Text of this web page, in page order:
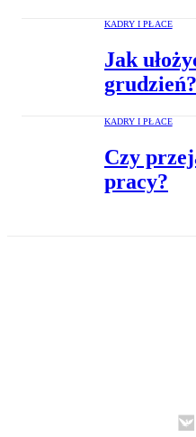
KADRY I PŁACE
Jak
grudzień?
KADRY I PŁACE
Czy
pracy?